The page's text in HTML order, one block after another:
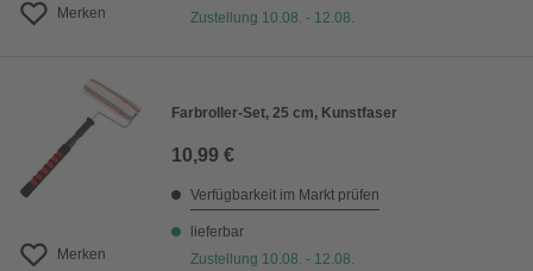
Merken
Zustellung 10.08. - 12.08.
Merken
Farbroller-Set, 25 cm, Kunstfaser
10,99 €
Verfügbarkeit im Markt prüfen
lieferbar
Zustellung 10.08. - 12.08.